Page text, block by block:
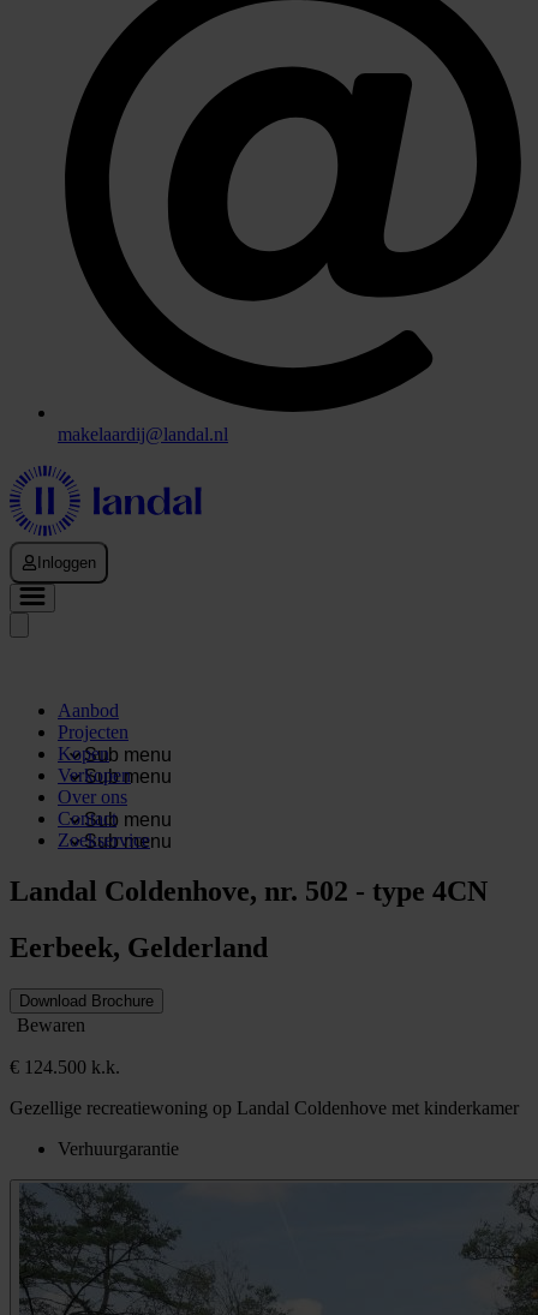
makelaardij@landal.nl
Inloggen
Aanbod
Projecten
Sub menu
Kopen
Sub menu
Verkopen
Over ons
Sub menu
Contact
Sub menu
Zoekservice
Landal Coldenhove, nr. 502 - type 4CN
Eerbeek, Gelderland
Download Brochure
Bewaren
€ 124.500 k.k.
Gezellige recreatiewoning op Landal Coldenhove met kinderkamer
Verhuurgarantie